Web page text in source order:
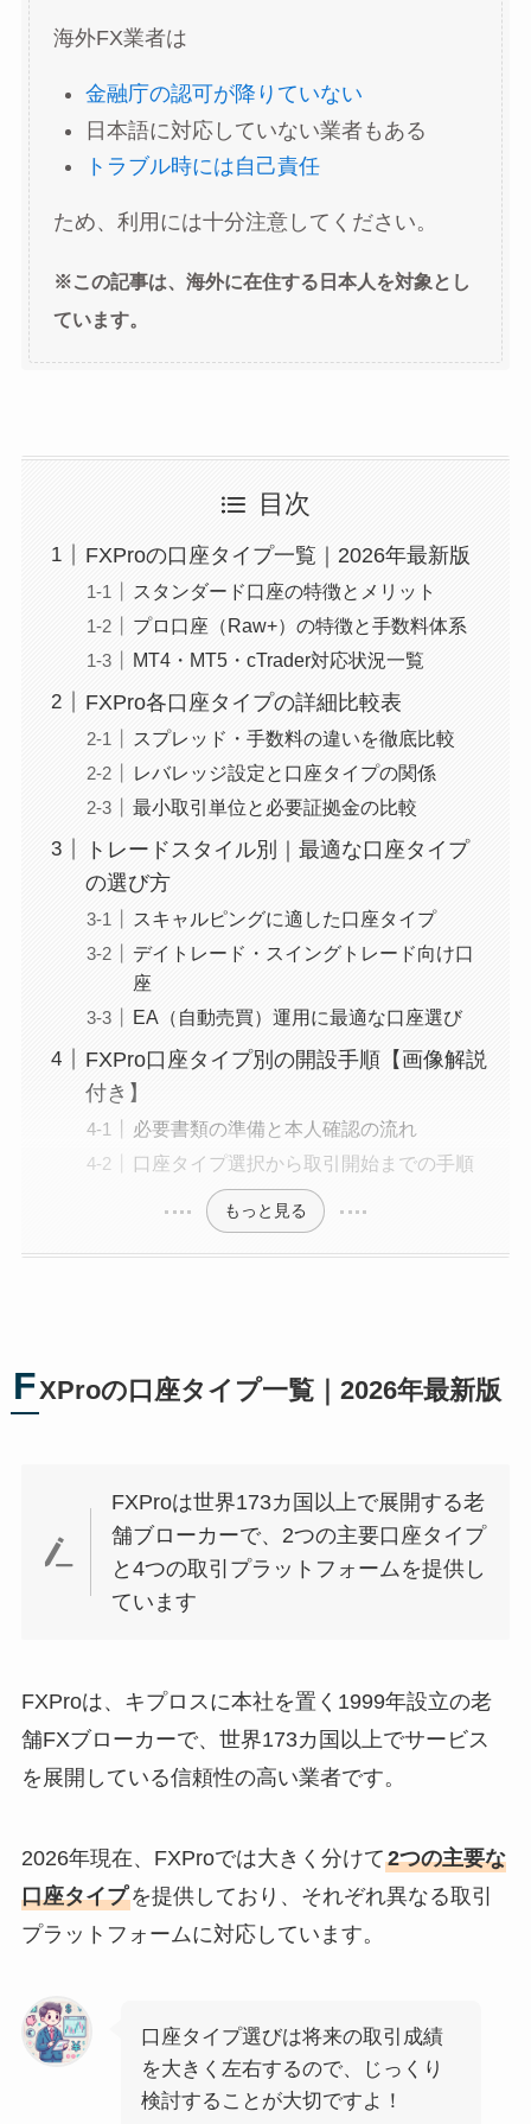
海外FX業者は
金融庁の認可が降りていない
日本語に対応していない業者もある
トラブル時には自己責任
ため、利用には十分注意してください。
※この記事は、海外に在住する日本人を対象とし
ています。
目次
FXProの口座タイプ一覧｜2026年最新版
スタンダード口座の特徴とメリット
プロ口座（Raw+）の特徴と手数料体系
MT4・MT5・cTrader対応状況一覧
FXPro各口座タイプの詳細比較表
スプレッド・手数料の違いを徹底比較
レバレッジ設定と口座タイプの関係
最小取引単位と必要証拠金の比較
トレードスタイル別｜最適な口座タイプ
の選び方
スキャルピングに適した口座タイプ
デイトレード・スイングトレード向け口
座
EA（自動売買）運用に最適な口座選び
FXPro口座タイプ別の開設手順【画像解説
付き】
必要書類の準備と本人確認の流れ
口座タイプ選択から取引開始までの手順
もっと見る
FXProの口座タイプ一覧｜2026年最新版
FXProは世界173カ国以上で展開する老
舗ブローカーで、2つの主要口座タイプ
と4つの取引プラットフォームを提供し
ています
FXProは、キプロスに本社を置く1999年設立の老
舗FXブローカーで、世界173カ国以上でサービス
を展開している信頼性の高い業者です。
2026年現在、FXProでは大きく分けて2つの主要な
口座タイプを提供しており、それぞれ異なる取引
プラットフォームに対応しています。
口座タイプ選びは将来の取引成績
を大きく左右するので、じっくり
検討することが大切ですよ！